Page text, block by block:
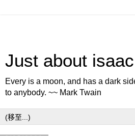
Just about isaac
Every is a moon, and has a dark
to anybody. ~~ Mark Twain